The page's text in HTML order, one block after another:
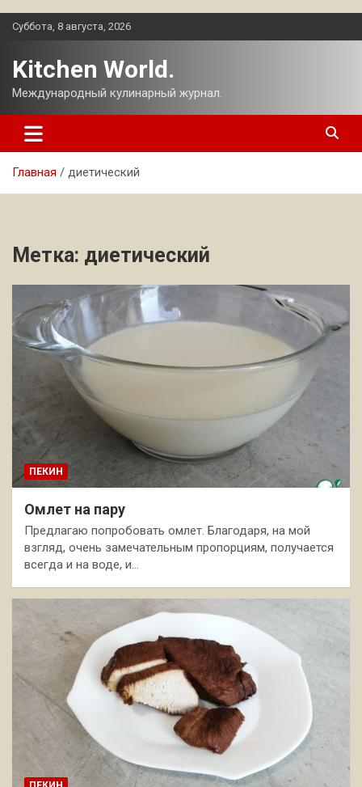
Перейти
Суббота, 8 августа, 2026
Kitchen World.
Международный кулинарный журнал.
Главная диетический
Метка: диетический
ПЕКИН
Омлет на пару
Предлагаю попробовать омлет. Благодаря, на мой
взгляд, очень замечательным пропорциям, получается
всегда и на воде, и…